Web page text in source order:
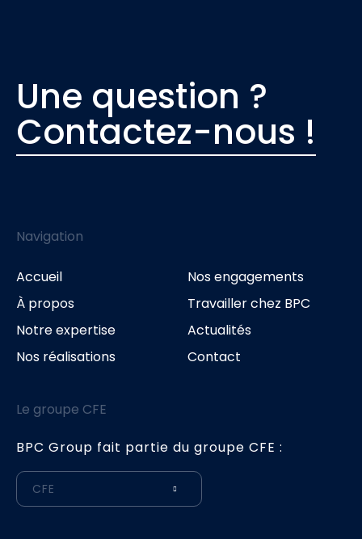
Une question ?
Contactez-nous !
Navigation
Accueil
À propos
Notre expertise
Nos réalisations
Nos engagements
Travailler chez BPC
Actualités
Contact
Le groupe CFE
BPC Group fait partie du groupe CFE :
CFE